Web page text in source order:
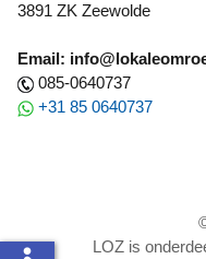
3891 ZK Zeewolde
Email:
085-0640737
+31 85 0640737
LOZ is